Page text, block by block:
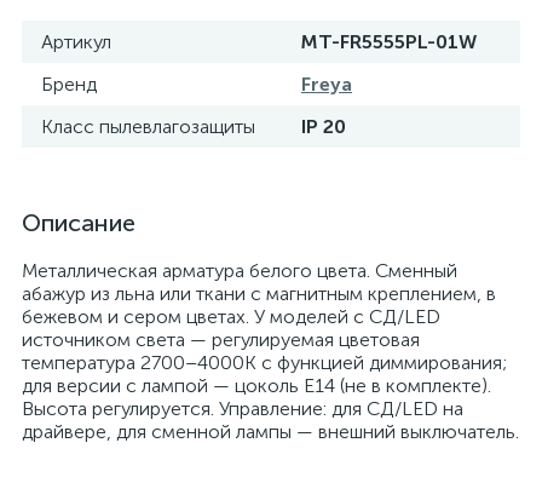
Артикул
MT-FR5555PL-01W
Бренд
Freya
Класс пылевлагозащиты
IP 20
Описание
Металлическая арматура белого цвета. Сменный
абажур из льна или ткани с магнитным креплением, в
бежевом и сером цветах. У моделей с СД/LED
источником света — регулируемая цветовая
температура 2700–4000K с функцией диммирования;
для версии с лампой — цоколь E14 (не в комплекте).
Высота регулируется. Управление: для СД/LED на
драйвере, для сменной лампы — внешний выключатель.